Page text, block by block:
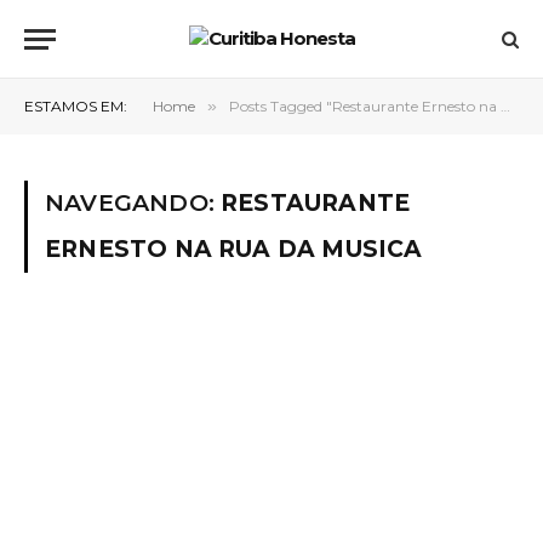
ESTAMOS EM: Home » Posts Tagged "Restaurante Ernesto na Rua da Musica"
NAVEGANDO: RESTAURANTE
ERNESTO NA RUA DA MUSICA